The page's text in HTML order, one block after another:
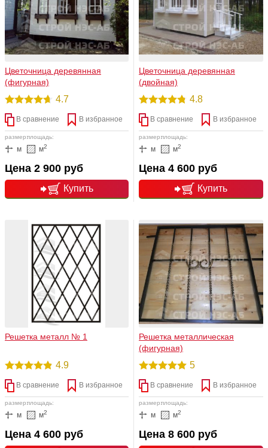
Цветочница деревянная
(фигурная)
4.7
В сравнение В избранное
размер:
м
площадь:
м2
Купить
Цена 2 900 руб
подробнее
Цветочница деревянная
(двойная)
4.8
В сравнение В избранное
размер:
м
площадь:
м2
Купить
Цена 4 600 руб
подробнее
Решетка металл № 1
4.9
В сравнение В избранное
размер:
м
площадь:
м2
Цена 4 600 руб
Решетка металлическая
(фигурная)
5
В сравнение В избранное
размер:
м
площадь:
м2
Цена 8 600 руб